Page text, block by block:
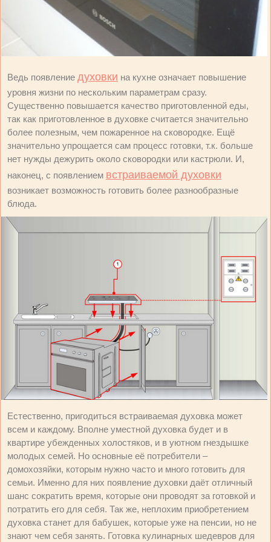
Ведь появление духовки на кухне означает повышение
уровня жизни по нескольким параметрам сразу.
Существенно повышается качество приготовленной еды,
так как приготовленное в духовке считается значительно
более полезным, чем пожаренное на сковородке. Ещё
значительно упрощается сам процесс готовки, т.к. больше
нет нужды дежурить около сковородки или кастрюли. И,
наконец, с появлением встраиваемой духовки
возникает возможность готовить более разнообразные
блюда.
Естественно, пригодиться встраиваемая духовка может
всем и каждому. Вполне уместной духовка будет и в
квартире убежденных холостяков, и в уютном гнездышке
молодых семей. Но основные её потребители –
домохозяйки, которым нужно часто и много готовить для
семьи. Именно для них появление духовки даёт отличный
шанс сократить время, которые они проводят за готовкой и
потратить его для себя. Так же, неплохим приобретением
духовка станет для бабушек, которые уже на пенсии, но не
знают чем себя занять. Готовка кулинарных шедевров для